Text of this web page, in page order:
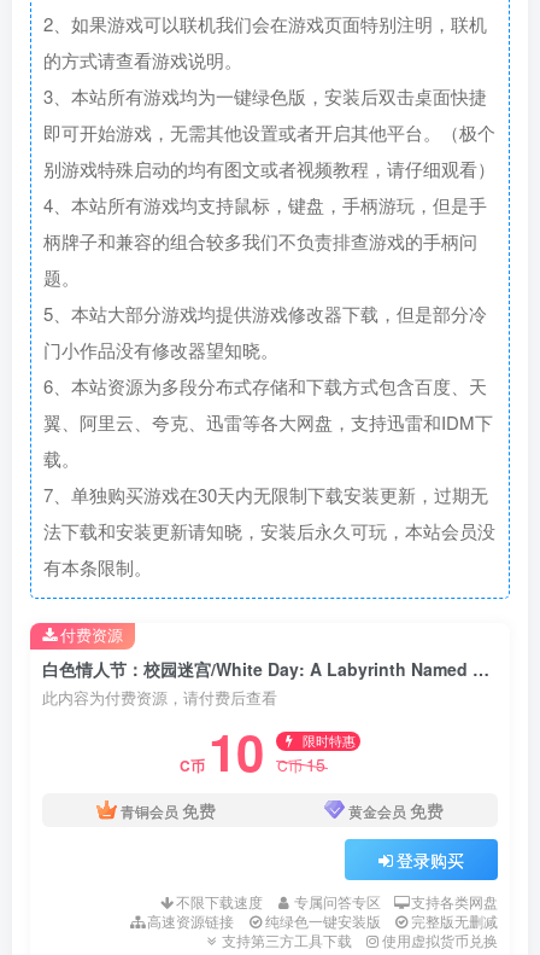
2、如果游戏可以联机我们会在游戏页面特别注明，联机
的方式请查看游戏说明。
3、本站所有游戏均为一键绿色版，安装后双击桌面快捷
即可开始游戏，无需其他设置或者开启其他平台。（极个
别游戏特殊启动的均有图文或者视频教程，请仔细观看）
4、本站所有游戏均支持鼠标，键盘，手柄游玩，但是手
柄牌子和兼容的组合较多我们不负责排查游戏的手柄问
题。
5、本站大部分游戏均提供游戏修改器下载，但是部分冷
门小作品没有修改器望知晓。
6、本站资源为多段分布式存储和下载方式包含百度、天
翼、阿里云、夸克、迅雷等各大网盘，支持迅雷和IDM下
载。
7、单独购买游戏在30天内无限制下载安装更新，过期无
法下载和安装更新请知晓，安装后永久可玩，本站会员没
有本条限制。
白色情人节：校园迷宫/White Day: A Labyrinth Named School
此内容为付费资源，请付费后查看
C币 10 限时特惠
C币15
青铜会员 免费 黄金会员 免费
登录购买
不限下载速度 专属问答专区
支持各类网盘
高速资源链接
纯绿色一键安装版
完整版无删减
支持第三方工具下载
使用虚拟货币兑换
付费资源